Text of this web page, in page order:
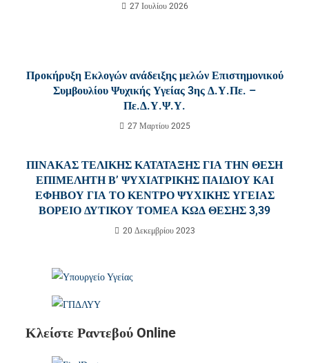
27 Ιουλίου 2026
Προκήρυξη Εκλογών ανάδειξης μελών Επιστημονικού
Συμβουλίου Ψυχικής Υγείας 3ης Δ.Υ.Πε. –
Πε.Δ.Υ.Ψ.Υ.
27 Μαρτίου 2025
ΠΙΝΑΚΑΣ ΤΕΛΙΚΗΣ ΚΑΤΑΤΑΞΗΣ ΓΙΑ ΤΗΝ ΘΕΣΗ
ΕΠΙΜΕΛΗΤΗ Β’ ΨΥΧΙΑΤΡΙΚΗΣ ΠΑΙΔΙΟΥ ΚΑΙ
ΕΦΗΒΟΥ ΓΙΑ ΤΟ ΚΕΝΤΡΟ ΨΥΧΙΚΗΣ ΥΓΕΙΑΣ
ΒΟΡΕΙΟ ΔΥΤΙΚΟΥ ΤΟΜΕΑ ΚΩΔ ΘΕΣΗΣ 3,39
20 Δεκεμβρίου 2023
Κλείστε Ραντεβού Online